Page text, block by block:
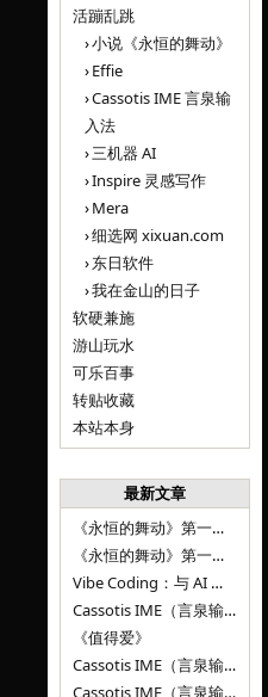
活蹦乱跳
小说《永恒的舞动》
Effie
Cassotis IME 言泉输
入法
三机器 AI
Inspire 灵感写作
Mera
细选网 xixuan.com
东日软件
我在金山的日子
软硬兼施
游山玩水
可乐百事
转贴收藏
本站本身
最新文章
《永恒的舞动》第一百二十八章
《永恒的舞动》第一百二十七章
Vibe Coding：与 AI 并肩进步——言泉输入法 v0.4.1
Cassotis IME（言泉输入法）v0.3.1
《值得爱》
Cassotis IME（言泉输入法）v0.2.0
Cassotis IME（言泉输入法）v0.1.0